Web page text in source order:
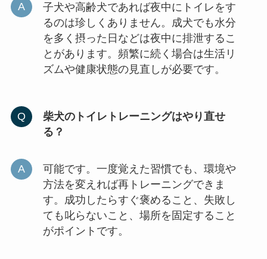
子犬や高齢犬であれば夜中にトイレをす
るのは珍しくありません。成犬でも水分
を多く摂った日などは夜中に排泄するこ
とがあります。頻繁に続く場合は生活リ
ズムや健康状態の見直しが必要です。
柴犬のトイレトレーニングはやり直せ
る？
可能です。一度覚えた習慣でも、環境や
方法を変えれば再トレーニングできま
す。成功したらすぐ褒めること、失敗し
ても叱らないこと、場所を固定すること
がポイントです。